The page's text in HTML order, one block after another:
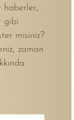
haberler,
gibi
misiniz?
zaman